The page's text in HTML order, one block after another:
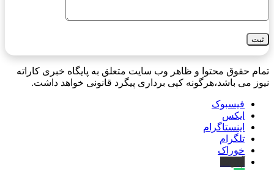
تمام حقوق محتوا و ظاهر وب سایت متعلق به پایگاه خبری کاراته
نیوز می باشد،هرگونه کپی برداری پیگرد قانونی خواهد داشت.
فیسبوک
ایکس
اینستاگرام
تلگرام
خوراک